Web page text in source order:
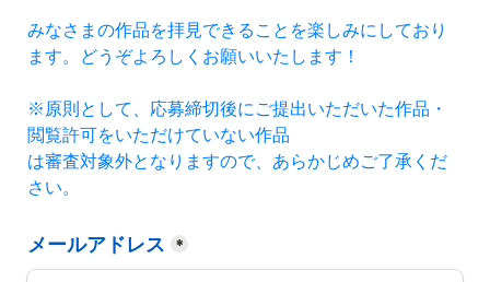
みなさまの作品を拝見できることを楽しみにしており
ます。どうぞよろしくお願いいたします！
※原則として、応募締切後にご提出いただいた作品・
閲覧許可をいただけていない作品
は審査対象外となりますので、あらかじめご了承くだ
さい。
メールアドレス *